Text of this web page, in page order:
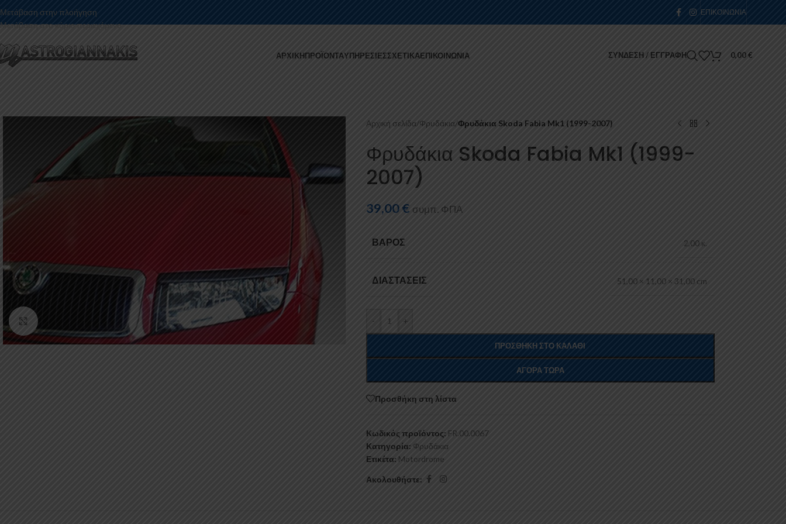
Μετάβαση στην πλοήγηση
Μετάβαση στο κύριο περιεχόμενο
ΕΠΙΚΟΙΝΩΝΊΑ
ΑΡΧΙΚΉΠΡΟΪΌΝΤΑΥΠΗΡΕΣΊΕΣΣΧΕΤΙΚΆΕΠΙΚΟΙΝΩΝΊΑ ΣΎΝΔΕΣΗ / ΕΓΓΡΑΦΉ 0,00€
Αρχική σελίδα/Φρυδάκια/Φρυδάκια Skoda Fabia Mk1 (1999-2007)
Φρυδάκια Skoda Fabia Mk1 (1999-
2007)
39,00€ συμπ. ΦΠΑ
ΒΆΡΟΣ 2,00 κ.
ΔΙΑΣΤΆΣΕΙΣ 51,00 × 11,00 × 31,00 cm
- +
ΠΡΟΣΘΉΚΗ ΣΤΟ ΚΑΛΆΘΙ
ΑΓΟΡΆ ΤΏΡΑ
Προσθήκη στη λίστα
Κωδικός προϊόντος: FR.00.0067
Κατηγορία: Φρυδάκια
Ετικέτα: Motordrome
Ακολουθήστε: